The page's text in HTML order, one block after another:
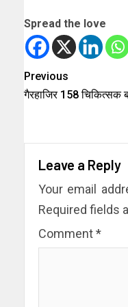
Spread the love
Previous
गैरहाजिर 158 चिकित्सक
Leave a Reply
Your email
Required fields
Comment*